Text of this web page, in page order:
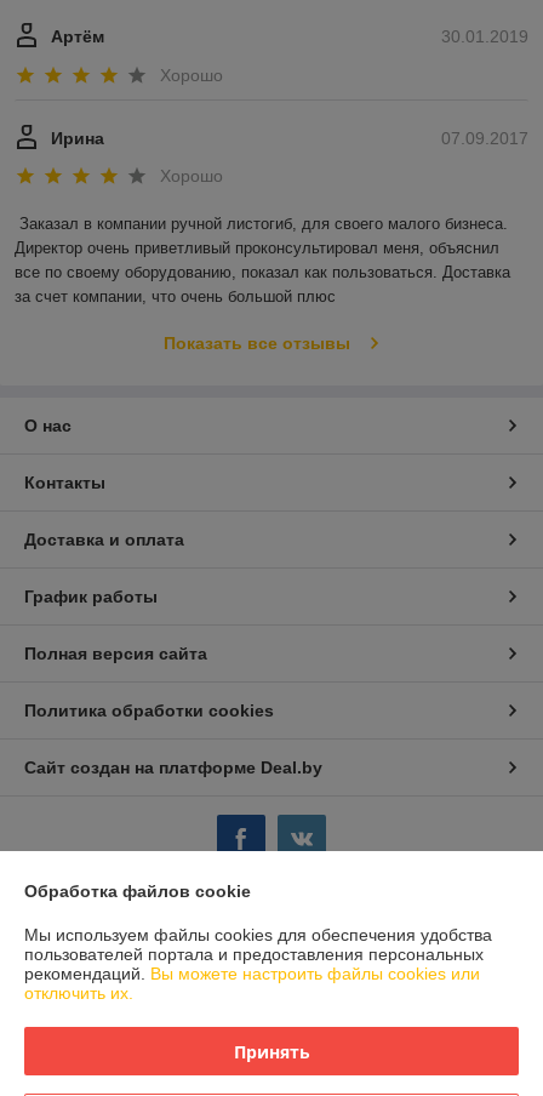
30.01.2019
Артём
Хорошо
07.09.2017
Ирина
Хорошо
Заказал в компании ручной листогиб, для своего малого бизнеса.
Директор очень приветливый проконсультировал меня, объяснил
все по своему оборудованию, показал как пользоваться. Доставка
за счет компании, что очень большой плюс
Показать все отзывы
О нас
Контакты
Доставка и оплата
График работы
Полная версия сайта
Политика обработки cookies
Сайт создан на платформе Deal.by
Информация для покупателя
Юридическое лицо:OOO "КОМПАНИЯ ГИБКО"
РБ, Брестский р-н, аг.Черни, ул.Брестская, 21
Регистрационный номер ЕГР: 291125742
Обработка файлов cookie
Мы используем файлы cookies для обеспечения удобства
пользователей портала и предоставления персональных
рекомендаций. Вы можете настроить файлы cookies или
отключить их.
Принять